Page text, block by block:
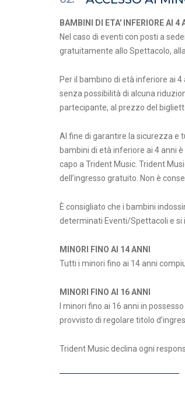
BAMBINI DI ETA' INFERIORE AI 4
Nel caso di eventi con posti a
gratuitamente allo Spettacolo,
Per il bambino di età inferiore ai
senza possibilità di alcuna
partecipante, al prezzo del
Al fine di garantire la sicurezza e
bambini di età inferiore ai 4 anni
capo a Trident Music. Trident
dell’ingresso gratuito. Non è
È consigliato che i bambini
determinati Eventi/Spettacoli e si
MINORI FINO AI 14 ANNI
Tutti i minori fino ai 14 anni
MINORI FINO AI 16 ANNI
I minori fino ai 16 anni in
provvisto di regolare titolo
Trident Music declina ogni